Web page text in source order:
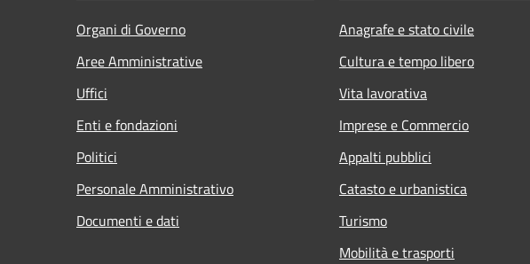
Organi di Governo
Aree Amministrative
Uffici
Enti e fondazioni
Politici
Personale Amministrativo
Documenti e dati
Anagrafe e stato civile
Cultura e tempo libero
Vita lavorativa
Imprese e Commercio
Appalti pubblici
Catasto e urbanistica
Turismo
Mobilità e trasporti